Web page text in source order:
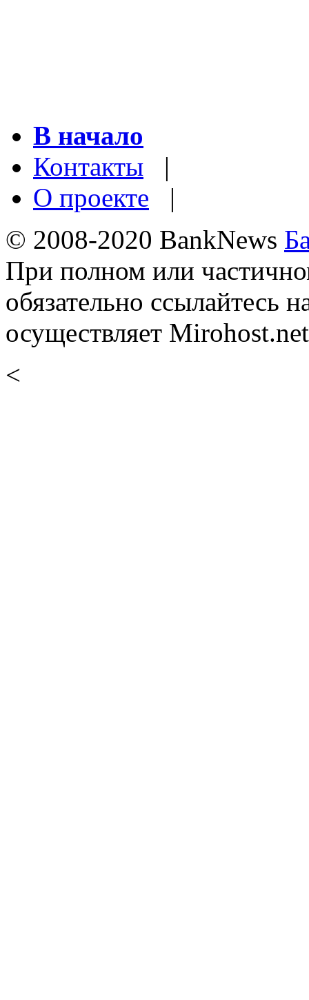
В начало
Контакты |
О проекте |
© 2008-2020 BankNews
При полном или
обязательно ссылайтесь
осуществляет
<